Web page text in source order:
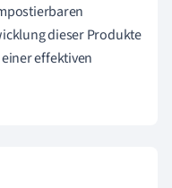
dieser Produkte
effektiven